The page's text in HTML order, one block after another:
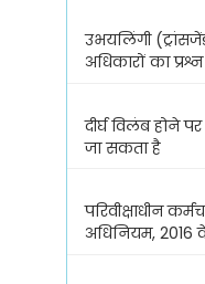
उभयलिंगी
अधिकारों का प्रश्न
दीर्घ विलंब होने
जा सकता है
परिवीक्षाधीन
अधिनियम, 2016